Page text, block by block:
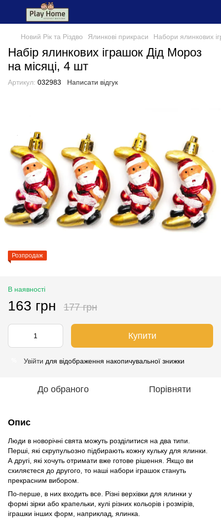
Новий Рік та Різдво Ялинкові прикраси Набори ялинкових
Набір ялинкових іграшок Дід Мороз
на місяці, 4 шт
Артикул: 032983 Написати відгук
Розпродаж
В наявності
163 грн 177 грн
Купити
Увійти для відображення накопичувальної знижки
До обраного Порівняти
Опис
Люди в новорічні свята можуть розділитися на два типи.
Перші, які скрупульозно підбирають кожну кульку для ялинки.
А другі, які хочуть отримати вже готове рішення. Якщо ви
схиляєтеся до другого, то наші набори іграшок стануть
прекрасним вибором.
По-перше, в них входить все. Різні верхівки для ялинки у
формі зірки або крапельки, кулі різних кольорів і розмірів,
іграшки інших форм, наприклад, ялинка.